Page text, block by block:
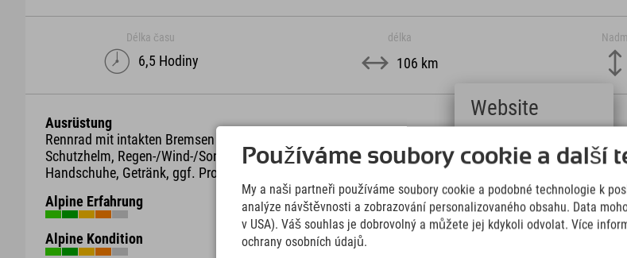
Délka času
6,5 Hodiny
délka
106 km
Ausrüstung
Rennrad mit intakten Bremsen und genügend Bremsbelag.
Schutzhelm, Regen-/Wind-/Sonnen-/Wetterschutzkleidung,
Handschuhe, Getränk, ggf. Proviant.
Alpine Erfahrung
Alpine Kondition
Používáme soubory cookie a další
My a naši partneři používáme soubory cookie a podobné technologie k
analýze návštěvnosti a zobrazování personalizovaného obsahu. Data
v USA). Váš souhlas je dobrovolný a můžete jej kdykoli odvolat. Více
ochrany osobních údajů.
Website
Deutsch
(German)
(English)
Italiano
(Italian)